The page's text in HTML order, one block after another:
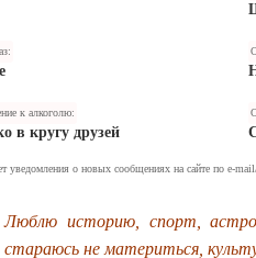
к алкоголю:
в кругу друзей
уведомления о новых сообщениях на сайте по e-
Люблю историю, спорт,
стараюсь не материться,